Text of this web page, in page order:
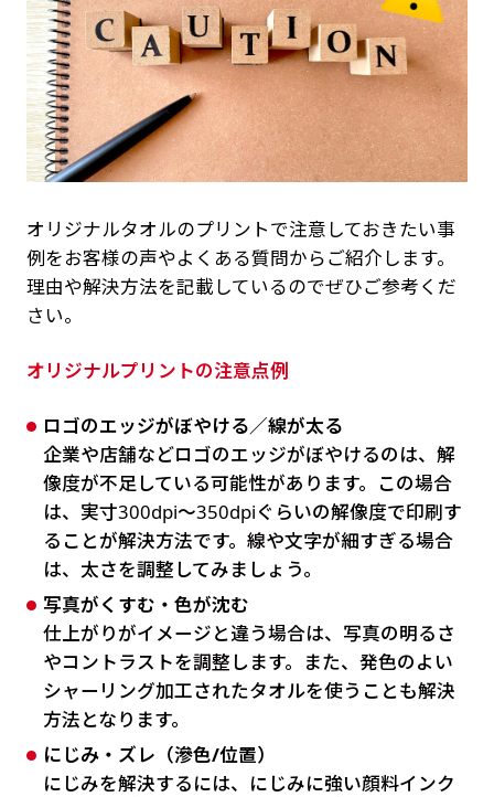
オリジナルタオルのプリントで注意しておきたい事
例をお客様の声やよくある質問からご紹介します。
理由や解決方法を記載しているのでぜひご参考くだ
さい。
オリジナルプリントの注意点例
ロゴのエッジがぼやける／線が太る
企業や店舗などロゴのエッジがぼやけるのは、解
像度が不足している可能性があります。この場合
は、実寸300dpi〜350dpiぐらいの解像度で印刷す
ることが解決方法です。線や文字が細すぎる場合
は、太さを調整してみましょう。
写真がくすむ・色が沈む
仕上がりがイメージと違う場合は、写真の明るさ
やコントラストを調整します。また、発色のよい
シャーリング加工されたタオルを使うことも解決
方法となります。
にじみ・ズレ（滲色/位置）
にじみを解決するには、にじみに強い顔料インク